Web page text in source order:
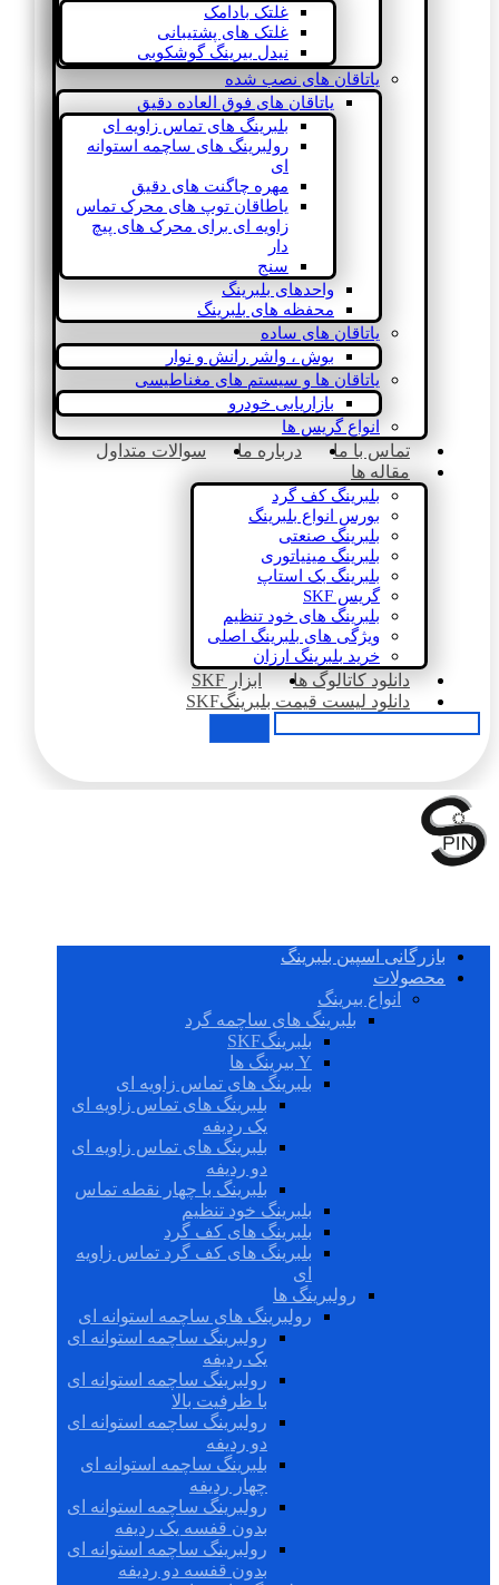
غلتک بادامک
غلتک های پشتیبانی
نیدل بیرینگ گوشکوبی
یاتاقان های نصب شده
یاتاقان های فوق العاده دقیق
بلبرینگ های تماس زاویه ای
رولبرینگ های ساچمه استوانه
ای
مهره چاگنت های دقیق
یاطاقان توپ های محرک تماس
زاویه ای برای محرک های پیچ
دار
سنج
واحدهای بلبرینگ
محفظه های بلبرینگ
یاتاقان های ساده
بوش ، واشر رانش و نوار
یاتاقان ها و سیستم های مغناطیسی
بازاریابی خودرو
انواع گریس ها
تماس با ما درباره ما
سوالات متداول
مقاله ها
بلبرینگ کف گرد
بورس انواع بلبرینگ
بلبرینگ صنعتی
بلبرینگ مینیاتوری
بلبرینگ بک استاپ
گریس SKF
بلبرینگ های خود تنظیم
ویژگی های بلبرینگ اصلی
خرید بلبرینگ ارزان
دانلود کاتالوگ ها
ابزار SKF
دانلود لیست قیمت بلبرینگSKF
بازرگانی اسپین بلبرینگ
محصولات
انواع بیرینگ
بلبرینگ های ساچمه گرد
بلبرینگSKF
Y بیرینگ ها
بلبرینگ های تماس زاویه ای
بلبرینگ های تماس زاویه ای
یک ردیفه
بلبرینگ های تماس زاویه ای
دو ردیفه
بلبرینگ با چهار نقطه تماس
بلبرینگ خود تنظیم
بلبرینگ های کف گرد
بلبرینگ های کف گرد تماس زاویه
ای
رولبرینگ ها
رولبرینگ های ساچمه استوانه ای
رولبرینگ ساچمه استوانه ای
یک ردیفه
رولبرینگ ساچمه استوانه ای
با ظرفیت بالا
رولبرینگ ساچمه استوانه ای
دو ردیفه
بلبرینگ ساچمه استوانه ای
چهار ردیفه
رولبرینگ ساچمه استوانه ای
بدون قفسه یک ردیفه
رولبرینگ ساچمه استوانه ای
بدون قفسه دو ردیفه